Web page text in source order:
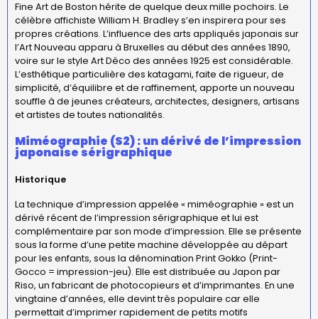
Fine Art de Boston hérite de quelque deux mille pochoirs. Le
célèbre affichiste William H. Bradley s’en inspirera pour ses
propres créations. L’influence des arts appliqués japonais sur
l’Art Nouveau apparu à Bruxelles au début des années 1890,
voire sur le style Art Déco des années 1925 est considérable.
L’esthétique particulière des katagami, faite de rigueur, de
simplicité, d’équilibre et de raffinement, apporte un nouveau
souffle à de jeunes créateurs, architectes, designers, artisans
et artistes de toutes nationalités.
Miméographie (S2) : un dérivé de l’impression
japonaise sérigraphique
Historique
La technique d’impression appelée « miméographie » est un
dérivé récent de l’impression sérigraphique et lui est
complémentaire par son mode d’impression. Elle se présente
sous la forme d’une petite machine développée au départ
pour les enfants, sous la dénomination Print Gokko (Print-
Gocco = impression-jeu). Elle est distribuée au Japon par
Riso, un fabricant de photocopieurs et d’imprimantes. En une
vingtaine d’années, elle devint très populaire car elle
permettait d’imprimer rapidement de petits motifs